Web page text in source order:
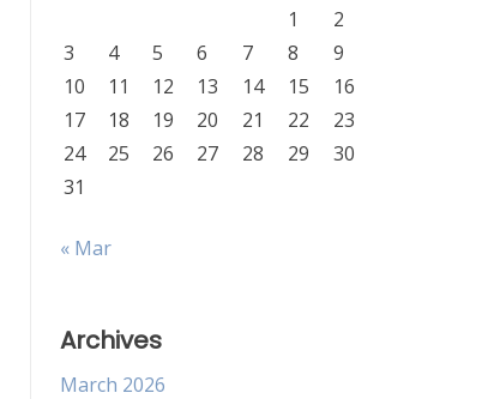
1
2
3
4 5 6 7 8
9
10
11 12 13 14 15
16
17
18 19 20 21 22
23
24
25 26 27 28 29
30
31
« Mar
Archives
March 2026